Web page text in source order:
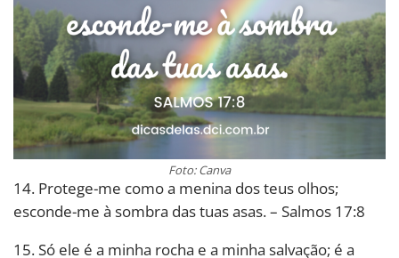
Foto: Canva
14. Protege-me como a menina dos teus olhos;
esconde-me à sombra das tuas asas. – Salmos 17:8
15. Só ele é a minha rocha e a minha salvação; é a